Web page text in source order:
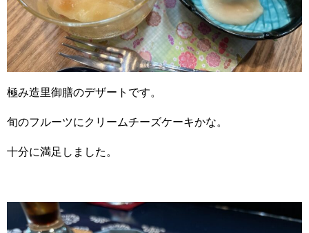
極み造里御膳のデザートです。
旬のフルーツにクリームチーズケーキかな。
十分に満足しました。